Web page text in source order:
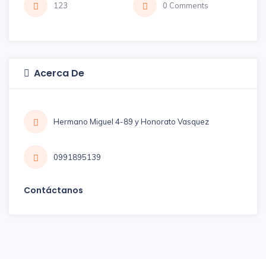
123 0 Comments
Acerca De
Hermano Miguel 4-89 y Honorato Vasquez
0991895139
Contáctanos